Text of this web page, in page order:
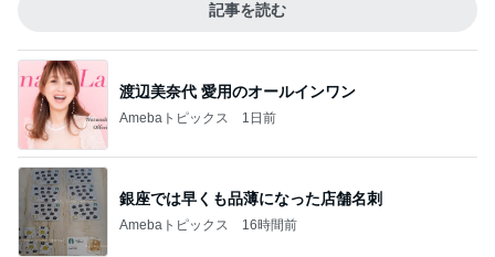
記事を読む
渡辺美奈代 愛用のオールインワン
Amebaトピックス 1日前
銀座では早くも品薄になった店舗名刺
Amebaトピックス 16時間前